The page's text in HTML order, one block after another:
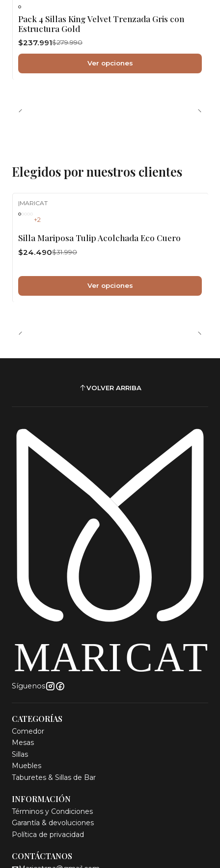
Pack 4 Sillas King Velvet Trenzada Gris con
Estructura Gold
$237.991$279.990
Ver opciones
Elegidos por nuestros clientes
|MARICAT
+2
Silla Mariposa Tulip Acolchada Eco Cuero
$24.490$31.990
Ver opciones
VOLVER ARRIBA
Síguenos
CATEGORÍAS
Comedor
Mesas
Sillas
Muebles
Taburetes & Sillas de Bar
INFORMACIÓN
Términos y Condiciones
Garantía & devoluciones
Política de privacidad
CONTÁCTANOS